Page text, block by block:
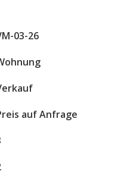
vue mer et jardins.
marbre.
03-26
auf Anfrage